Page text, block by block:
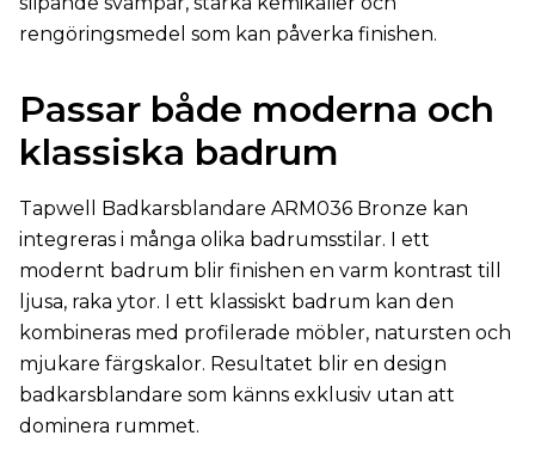
rengöringsmedel som kan påverka finishen.
Passar både moderna och
klassiska badrum
Tapwell Badkarsblandare ARM036 Bronze kan
integreras i många olika badrumsstilar. I ett
modernt badrum blir finishen en varm kontrast till
ljusa, raka ytor. I ett klassiskt badrum kan den
kombineras med profilerade möbler, natursten och
mjukare färgskalor. Resultatet blir en design
badkarsblandare som känns exklusiv utan att
dominera rummet.